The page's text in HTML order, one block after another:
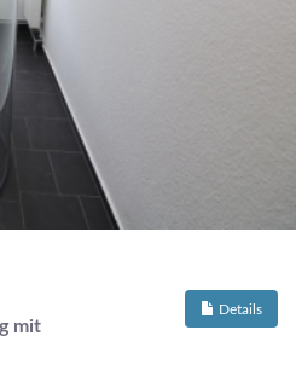
Details
mit